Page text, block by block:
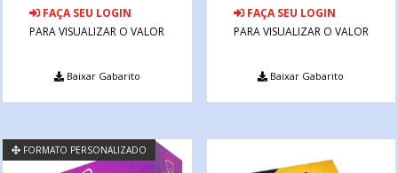
FAÇA SEU LOGIN
PARA VISUALIZAR O VALOR
Baixar Gabarito
FAÇA SEU LOGIN
PARA VISUALIZAR O VALOR
Baixar Gabarito
FORMATO PERSONALIZADO